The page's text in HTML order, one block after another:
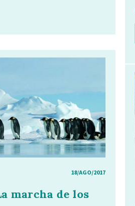
18/AGO/2017
marcha de los